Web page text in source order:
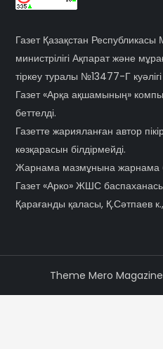
Газет Қазақстан
министрілігі Ақпарат және
тіркеу туралы №13477-Г
Газет «Арқа ақшамының»
беттелді.
Газетте жарияланған автор
көзқарасын білдірмейді.
Жарнама мазмұнына жарнама
Газет «Арко» ЖШС
Қарағанды қаласы, Қ.Сәтпаев
Theme Mero